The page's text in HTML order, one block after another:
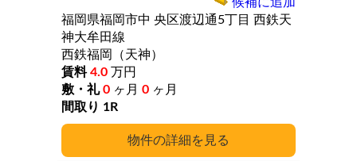
詳細
福岡県福岡市中 央区渡辺通5丁目 西鉄天
神大牟田線
西鉄福岡（天神）
4.0 万円
0 ヶ月 0 ヶ月
1R